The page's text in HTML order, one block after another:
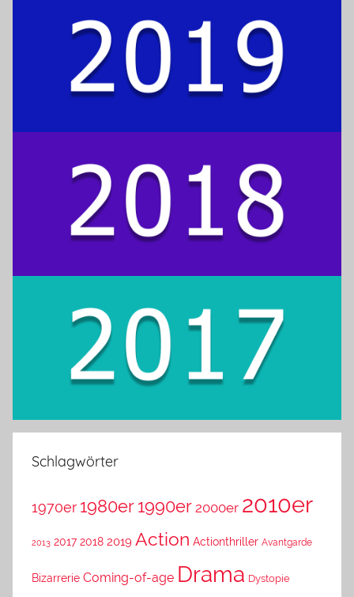
Schlagwörter
1970er 1980er 1990er 2000er 2010er
2013 2017 2018 2019 Action Actionthriller Avantgarde
Bizarrerie Coming-of-age Drama Dystopie